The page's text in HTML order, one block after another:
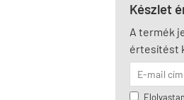
Készlet
A termék
értesítést